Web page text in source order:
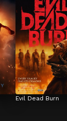
Evil Dead Burn